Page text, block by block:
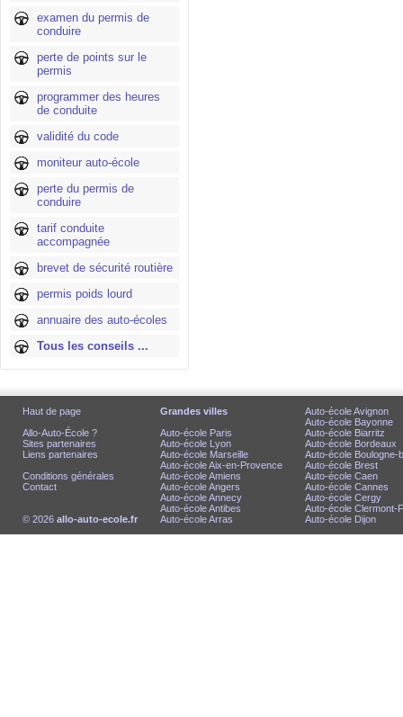
examen du permis de
conduire
perte de points sur le
permis
programmer des heures
de conduite
validité du code
moniteur auto-école
perte du permis de
conduire
tarif conduite
accompagnée
brevet de sécurité routière
permis poids lourd
annuaire des auto-écoles
Tous les conseils ...
Haut de page
Allo-Auto-École ?
Sites partenaires
Liens partenaires
Conditions générales
Contact
© 2026 allo-auto-ecole.fr
Grandes villes
Auto-école Paris
Auto-école Lyon
Auto-école Marseille
Auto-école Aix-en-Provence
Auto-école Amiens
Auto-école Angers
Auto-école Annecy
Auto-école Antibes
Auto-école Arras
Auto-école Avignon
Auto-école Bayonne
Auto-école Biarritz
Auto-école Bordeaux
Auto-école Boulogne-
Auto-école Brest
Auto-école Caen
Auto-école Cannes
Auto-école Cergy
Auto-école Clermont-
Auto-école Dijon